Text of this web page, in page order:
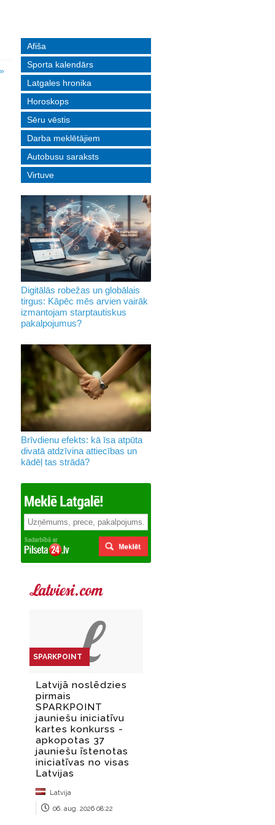
»
Afiša
Sporta kalendārs
Latgales hronika
Horoskops
Sēru vēstis
Darba meklētājiem
Autobusu saraksts
Virtuve
Digitālās robežas un globālais
tirgus: Kāpēc mēs arvien vairāk
izmantojam starptautiskus
pakalpojumus?
Brīvdienu efekts: kā īsa atpūta
divatā atdzīvina attiecības un
kādēļ tas strādā?